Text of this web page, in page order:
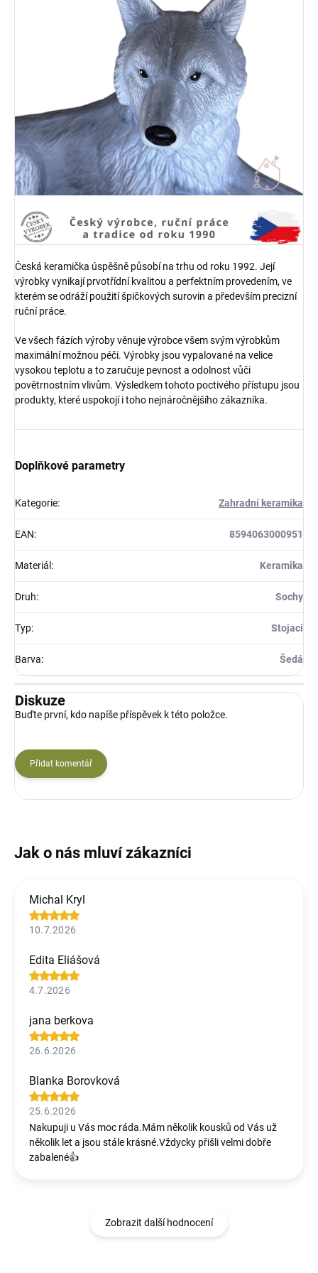
Česká keramička úspěšně působí na trhu od roku 1992. Její
výrobky vynikají prvotřídní kvalitou a perfektním provedením, ve
kterém se odráží použití špičkových surovin a především precizní
ruční práce.
Ve všech fázích výroby věnuje výrobce všem svým výrobkům
maximální možnou péči. Výrobky jsou vypalované na velice
vysokou teplotu a to zaručuje pevnost a odolnost vůči
povětrnostním vlivům. Výsledkem tohoto poctivého přístupu jsou
produkty, které uspokojí i toho nejnáročnějšího zákazníka.
Doplňkové parametry
Kategorie: Zahradní keramika
EAN: 8594063000951
Materiál : Keramika
Druh: Sochy
Typ: Stojací
Barva: Šedá
Diskuze
Buďte první, kdo napíše příspěvek k této položce.
Přidat komentář
Michal Kryl
10.7.2026
Edita Eliášová
4.7.2026
jana berkova
26.6.2026
Blanka Borovková
25.6.2026
Nakupuji u Vás moc ráda.Mám několik kousků od Vás už
několik let a jsou stále krásné.Vždycky přišli velmi dobře
zabalené👍
Zobrazit další hodnocení